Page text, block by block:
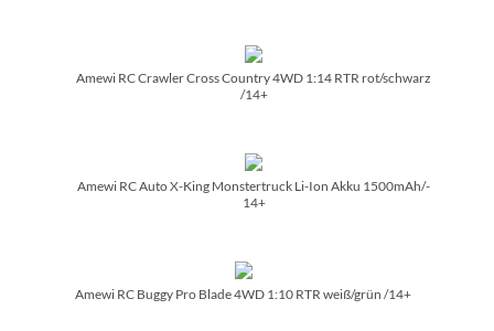
Amewi RC Crawler Cross Country 4WD 1:14 RTR rot/­schwarz
/­14+
Amewi RC Auto X-King Monstertruck Li-Ion Akku 1500mAh/­
14+
Amewi RC Buggy Pro Blade 4WD 1:10 RTR weiß/­grün /­14+